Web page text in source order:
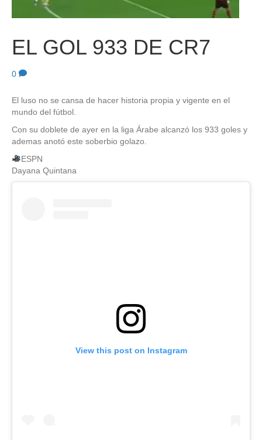
EL GOL 933 DE CR7
0
El luso no se cansa de hacer historia propia y vigente en el
mundo del fútbol.
Con su doblete de ayer en la liga Árabe alcanzó los 933 goles y
ademas anotó este soberbio golazo.
ESPN
Dayana Quintana
View this post on Instagram